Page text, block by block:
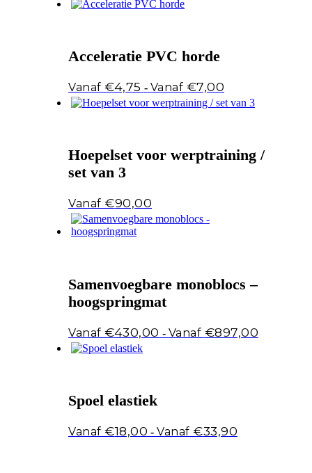
Acceleratie PVC horde
€4,75 - €7,00
€4,75
tot
Hoepelset voor werptraining /
set van 3
€90,00
Samenvoegbare monoblocs –
hoogspringmat
€430,00 - €897,00
Spoel elastiek
€18,00 - €33,90